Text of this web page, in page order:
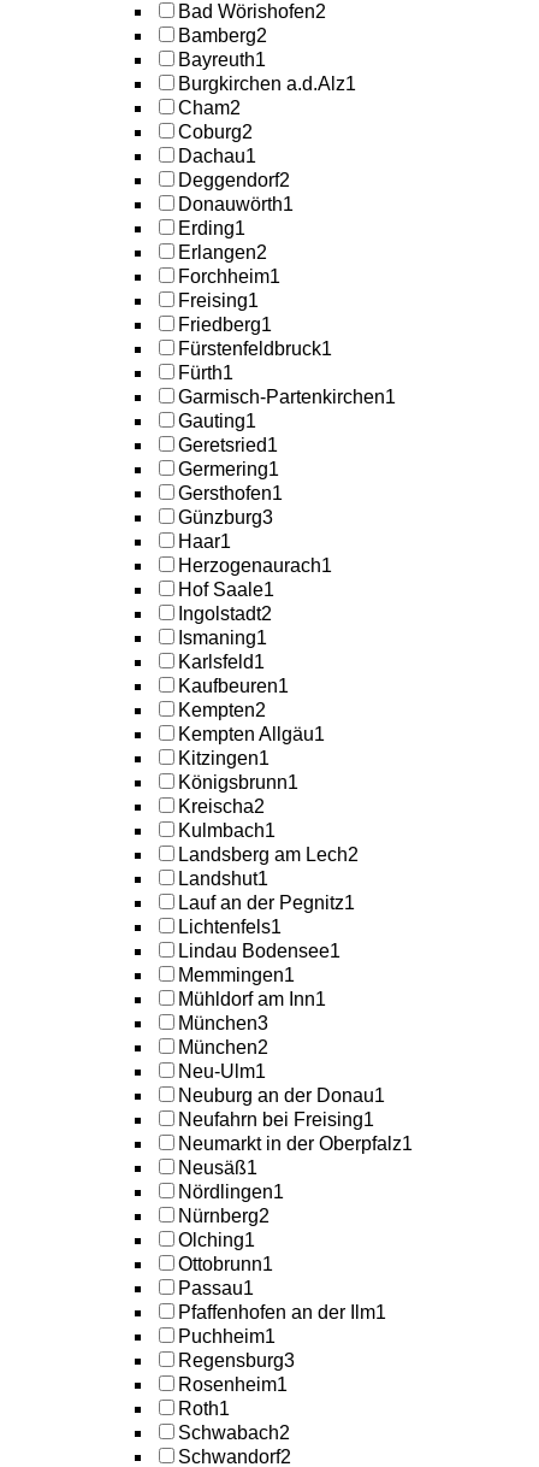
Bad Wörishofen2
Bamberg2
Bayreuth1
Burgkirchen a.d.Alz1
Cham2
Coburg2
Dachau1
Deggendorf2
Donauwörth1
Erding1
Erlangen2
Forchheim1
Freising1
Friedberg1
Fürstenfeldbruck1
Fürth1
Garmisch-Partenkirchen1
Gauting1
Geretsried1
Germering1
Gersthofen1
Günzburg3
Haar1
Herzogenaurach1
Hof Saale1
Ingolstadt2
Ismaning1
Karlsfeld1
Kaufbeuren1
Kempten2
Kempten Allgäu1
Kitzingen1
Königsbrunn1
Kreischa2
Kulmbach1
Landsberg am Lech2
Landshut1
Lauf an der Pegnitz1
Lichtenfels1
Lindau Bodensee1
Memmingen1
Mühldorf am Inn1
München3
München2
Neu-Ulm1
Neuburg an der Donau1
Neufahrn bei Freising1
Neumarkt in der Oberpfalz1
Neusäß1
Nördlingen1
Nürnberg2
Olching1
Ottobrunn1
Passau1
Pfaffenhofen an der Ilm1
Puchheim1
Regensburg3
Rosenheim1
Roth1
Schwabach2
Schwandorf2